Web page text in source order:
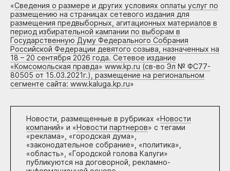
«Сведения о размере и других условиях оплаты услуг по
размещению на страницах сетевого издания для
размещения предвыборных, агитационных материалов в
период избирательной кампании по выборам в
Государственную Думу Федерального Собрания
Российской Федерации девятого созыва, назначенных на
18 – 20 сентября 2026 года. Сетевое издание
«Комсомольская правда» www.kp.ru (св-во Эл № ФС77-
80505 от 15.03.2021г.), размещение на региональном
сегменте сайта: www.kaluga.kp.ru»
Новости, размещенные в рубриках «Новости
компаний» и «Новости партнеров» с тегами
«реклама», «городская дума»,
«законодательное собрание», «политика»,
«область», «Городской голова Калуги»
публикуются на договорной, рекламно-